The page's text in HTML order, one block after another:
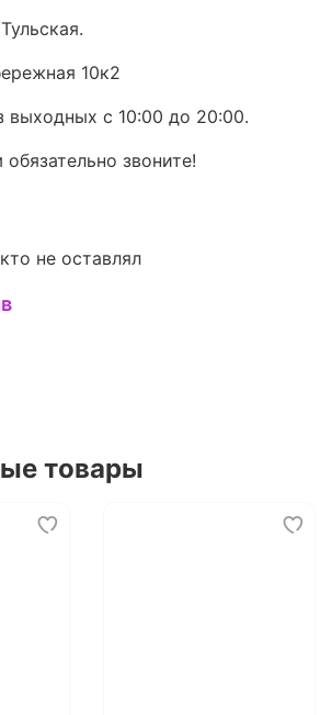
10к2
выходных с 10:00 до 20:00.
звоните!
не оставлял
товары